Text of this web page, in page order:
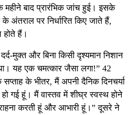
महीने बाद प्रारंभिक जांच हुई। इसके
पर निर्धारित किए जाते हैं,
होते हैं।
मुक्त और बिना किसी दृश्यमान निशान
यह एक चमत्कार जैसा लगा!” 42
के भीतर, मैं अपनी दैनिक दिनचर्या
गई हूं। मैं वास्तव में शीघ्र स्वस्थ होने
करती हूं और आभारी हूं।” दूसरे ने